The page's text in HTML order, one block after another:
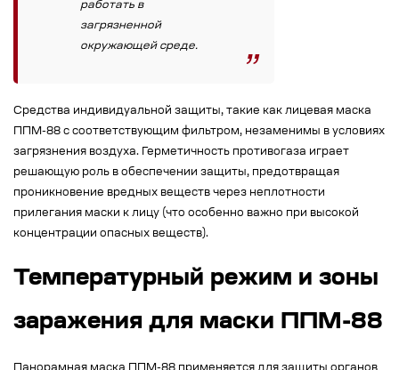
работать в
загрязненной
окружающей среде.
Средства индивидуальной защиты, такие как лицевая маска
ППМ-88 с соответствующим фильтром, незаменимы в условиях
загрязнения воздуха. Герметичность противогаза играет
решающую роль в обеспечении защиты, предотвращая
проникновение вредных веществ через неплотности
прилегания маски к лицу (что особенно важно при высокой
концентрации опасных веществ).
Температурный режим и зоны
заражения для маски ППМ-88